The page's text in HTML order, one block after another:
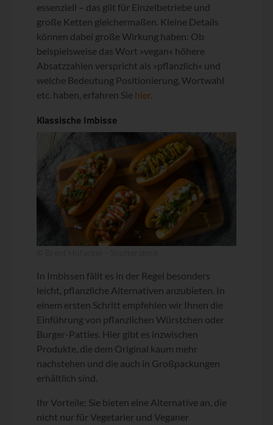
essenziell – das gilt für Einzelbetriebe und
große Ketten gleichermaßen. Kleine Details
können dabei große Wirkung haben: Ob
beispielsweise das Wort »vegan« höhere
Absatzzahlen verspricht als »pflanzlich« und
welche Bedeutung Positionierung, Wortwahl
etc. haben, erfahren Sie hier.
Klassische Imbisse
In Imbissen fällt es in der Regel besonders
leicht, pflanzliche Alternativen anzubieten. In
einem ersten Schritt empfehlen wir Ihnen die
Einführung von pflanzlichen Würstchen oder
Burger-Patties. Hier gibt es inzwischen
Produkte, die dem Original kaum mehr
nachstehen und die auch in Großpackungen
erhältlich sind.
Ihr Vorteile: Sie bieten eine Alternative an, die
nicht nur für Vegetarier und Veganer